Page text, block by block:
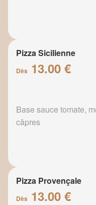
Pizza Sicilienne
Dès 13.00 €
Base sauce tomate,
câpres
Pizza Provençale
Dès 13.00 €